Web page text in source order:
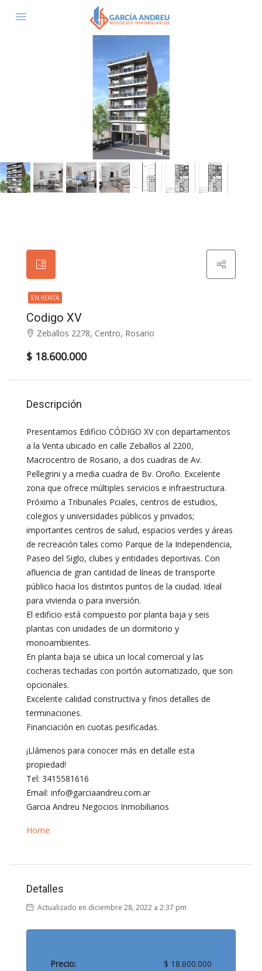
EN VENTA
Codigo XV
Zeballos 2278, Centro, Rosario
$ 18.600.000
Descripción
Presentamos Edificio CÓDIGO XV con departamentos
a la Venta ubicado en calle Zeballos al 2200,
Macrocentro de Rosario, a dos cuadras de Av.
Pellegrini y a media cuadra de Bv. Oroño. Excelente
zona que ofrece múltiples servicios e infraestructura.
Próximo a Tribunales Pciales, centros de estudios,
colegios y universidades públicos y privados;
importantes centros de salud, espacios verdes y áreas
de recreación tales como Parque de la Independencia,
Paseo del Siglo, clubes y entidades deportivas. Con
afluencia de gran cantidad de líneas de transporte
público hacia los distintos puntos de la ciudad. Ideal
para vivienda o para inversión.
El edificio está compuesto por planta baja y seis
plantas con unidades de un dormitorio y
monoambientes.
En planta baja se ubica un local comercial y las
cocheras techadas con portón automatizado, que son
opcionales.
Excelente calidad constructiva y finos detalles de
terminaciones.
Financiación en cuotas pesificadas.
¡Llámenos para conocer más en detalle esta
propiedad!
Tel: 3415581616
Email: info@garciaandreu.com.ar
Garcia Andreu Negocios Inmobiliarios
Home
Detalles
Actualizado en diciembre 28, 2022 a 2:37 pm
Precio: $ 18.600.000